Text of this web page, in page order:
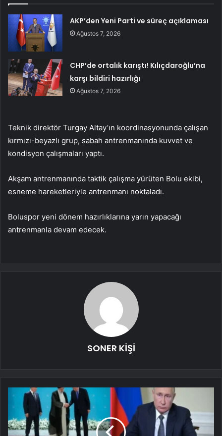
AKP’den Yeni Parti ve süreç açıklaması
Ağustos 7, 2026
CHP’de ortalık karıştı! Kılıçdaroğlu’na
karşı bildiri hazırlığı
Ağustos 7, 2026
Teknik direktör Turgay Altay’ın koordinasyonunda çalışan
kırmızı-beyazlı grup, sabah antrenmanında kuvvet ve
kondisyon çalışmaları yaptı.
Akşam antrenmanında taktik çalışma yürüten Bolu ekibi,
esneme hareketleriyle antrenmanı noktaladı.
Boluspor yeni dönem hazırlıklarına yarın yapacağı
antrenmanla devam edecek.
SONER KİŞİ